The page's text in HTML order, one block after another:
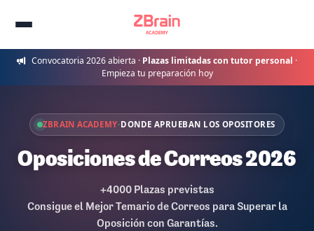
Convocatoria 2026 abierta · Plazas limitadas con tutor personal ·
Empieza tu preparación hoy
ZBRAIN ACADEMY· DONDE APRUEBAN LOS OPOSITORES
Oposiciones de Correos 2026
+4000 Plazas previstas
Consigue el Mejor Temario de Correos para Superar la
Oposición con Garantías.